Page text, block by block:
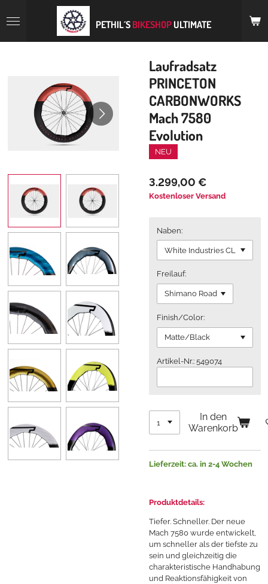
Hauptinhalt
PETHIL´S BIKESHOP ULTIMATE
Laufradsatz
PRINCETON
CARBONWORKS
Mach 7580
Evolution
NEU
3.299,00 €
Kostenloser Versand
Naben:
Freilauf:
Finish/Color:
Artikel-Nr.: 549074
In den
Warenkorb
Lieferzeit: ca. in 2-4 Wochen
Produktdetails:
Tiefer. Schneller. Der neue
Mach 7580 wurde entwickelt,
um schneller als der tiefste zu
sein und gleichzeitig die
charakteristische Handhabung
und Reaktionsfähigkeit von